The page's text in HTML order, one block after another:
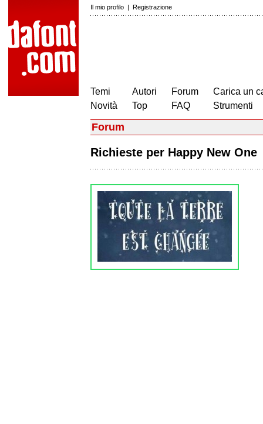
Il mio profilo | Registrazione
Temi
Novità
Autori
Top
Forum
FAQ
Carica un
Strumenti
Forum
Richieste per Happy New